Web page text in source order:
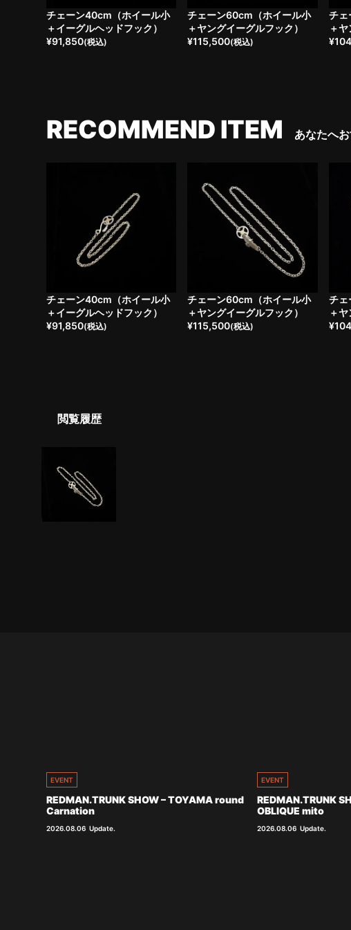
チェーン40cm（ホイール小
＋イーグルヘッドフック）
¥91,850(税込)
チェーン60cm（ホイール小
＋ヤングイーグルフック）
¥115,500(税込)
チェ
＋
¥
RECOMMEND ITEM あなたへ
チェーン40cm（ホイール小
＋イーグルヘッドフック）
¥91,850(税込)
チェーン60cm（ホイール小
＋ヤングイーグルフック）
¥115,500(税込)
チェ
＋
¥
閲覧履歴
EVENT
REDMAN.TRUNK SHOW – TOYAMA round
Carnation
2026.08.06 Update.
EVENT
REDMAN.TRUNK
OBLIQUE mito
2026.08.06 Update.